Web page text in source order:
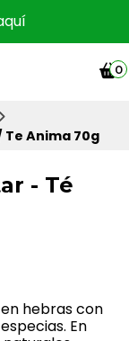
0
Te Anima 70g
- Té
hebras con
En